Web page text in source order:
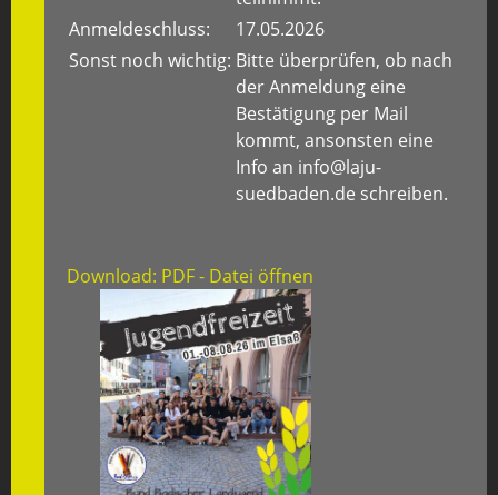
Anmeldeschluss:
17.05.2026
Sonst noch wichtig: Bitte überprüfen, ob nach
der Anmeldung eine
Bestätigung per Mail
kommt, ansonsten eine
Info an info@laju-
suedbaden.de schreiben.
Download: PDF - Datei öffnen